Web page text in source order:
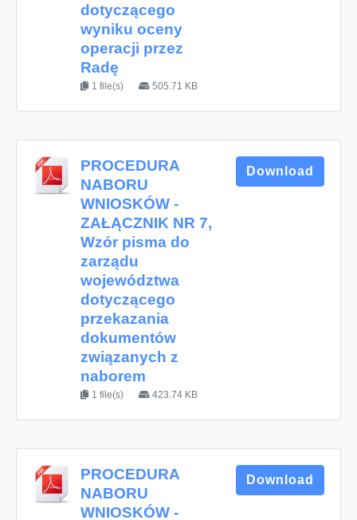
dotyczącego
wyniku oceny
operacji przez
Radę
1 file(s) 505.71 KB
PROCEDURA
NABORU
WNIOSKÓW -
ZAŁĄCZNIK NR 7,
Wzór pisma do
zarządu
województwa
dotyczącego
przekazania
dokumentów
związanych z
naborem
1 file(s) 423.74 KB
Download
PROCEDURA
NABORU
WNIOSKÓW -
Download